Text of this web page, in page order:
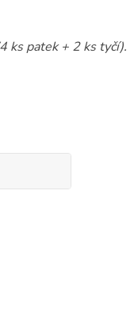
ks patek + 2 ks tyčí).